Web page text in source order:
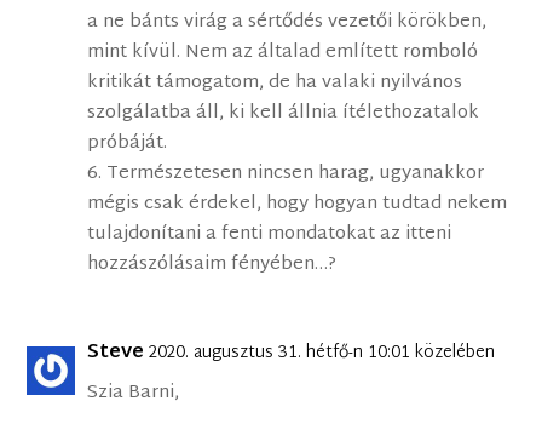
a ne bánts virág a sértődés vezetői körökben,
mint kívül. Nem az általad említett romboló
kritikát támogatom, de ha valaki nyilvános
szolgálatba áll, ki kell állnia ítélethozatalok
próbáját.
6. Természetesen nincsen harag, ugyanakkor
mégis csak érdekel, hogy hogyan tudtad nekem
tulajdonítani a fenti mondatokat az itteni
hozzászólásaim fényében…?
Steve 2020. augusztus 31. hétfő-n 10:01 közelében
Szia Barni,